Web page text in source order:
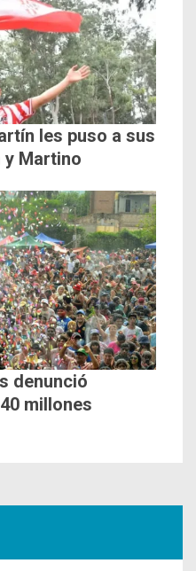
les puso a sus
y Martino
denunció
millones